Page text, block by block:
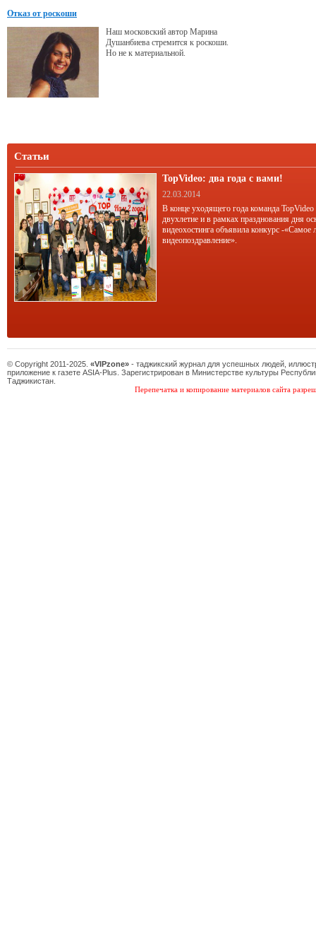
Отказ от роскоши
Наш московский автор Марина
Душанбиева стремится к роскоши.
Но не к материальной.
Статьи
TopVideo: два года с вами!
22.03.2014
В конце уходящего года команда TopVideo
двухлетие и в рамках празднования дня
видеохостинга объявила конкурс -«Самое
видеопоздравление».
© Copyright 2011-2025. «VIPzone» - таджикский журнал для успешных людей,
приложение к газете ASIA-Plus. Зарегистрирован в Министерстве культуры
Таджикистан.
Перепечатка и копирование материалов сайта